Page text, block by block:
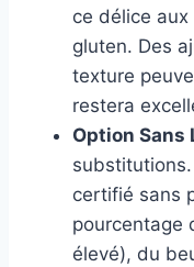
ce délice
gluten. Des
texture
restera
Option Sans
certifié sans
pourcentage
élevé), du